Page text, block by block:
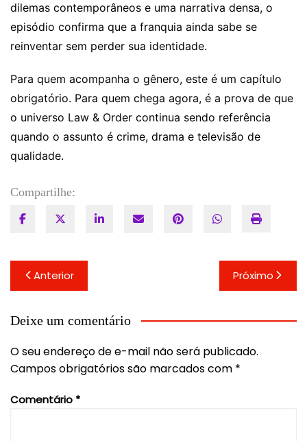
dilemas contemporâneos e uma narrativa densa, o
episódio confirma que a franquia ainda sabe se
reinventar sem perder sua identidade.
Para quem acompanha o gênero, este é um capítulo
obrigatório. Para quem chega agora, é a prova de que
o universo Law & Order continua sendo referência
quando o assunto é crime, drama e televisão de
qualidade.
Compartilhe:
Navegação
de
Post
Anterior Próximo
Deixe um comentário
O seu endereço de e-mail não será publicado.
Campos obrigatórios são marcados com *
Comentário *